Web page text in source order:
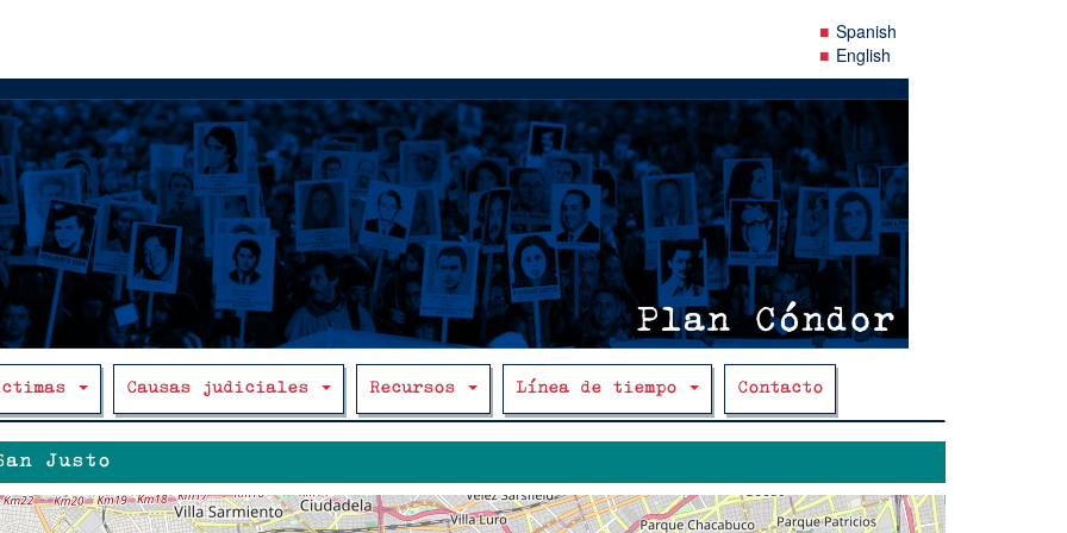
Spanish
English
Causas judiciales Recursos Línea de tiempo Contacto
Justo